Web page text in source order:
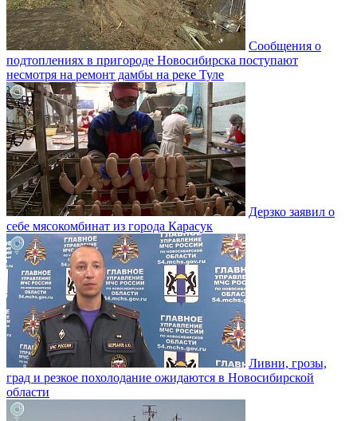
Сообщения о
подтоплениях в пригороде Новосибирска поступают
несмотря на ремонт дамбы на реке Туле
Дерзко заявил о
себе мясокомбинат из города Карасук
Ливни, грозы,
град и резкое похолодание ожидаются в Новосибирской
области